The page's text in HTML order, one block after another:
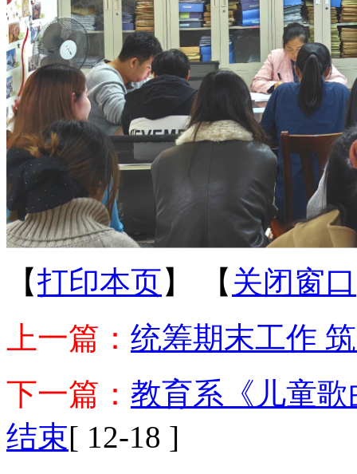
【打印本页】 【 关闭窗口
上一篇： 统筹期末工作
下一篇： 教育系《儿童
结束[ 12-18 ]